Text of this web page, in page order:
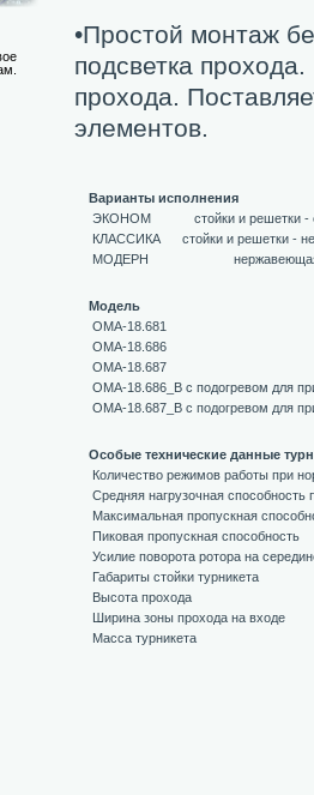
•Простой монтаж
подсветка
прохода.
элементов.
Варианты исполнения
ЭКОНОМ
стойки и решетки
КЛАССИКА
стойки и решетки -
МОДЕРН
Модель
OMA-18.681
OMA-18.686
OMA-18.687
OMA-18.686_B с подогревом для
OMA-18.687_B с подогревом для
Особые технические данные
Количество режимов работы при
Средняя нагрузочная способность
Максимальная пропускная
Пиковая пропускная способность
Усилие поворота ротора на
Габариты стойки турникета
Высота прохода
Ширина зоны прохода на входе
Масса турникета